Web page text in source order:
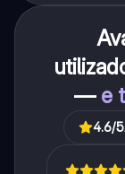
— e
4.6/5